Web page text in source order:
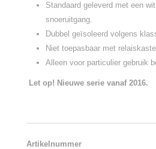
Standaard geleverd met een
snoeruitgang.
Dubbel geïsoleerd volgens
Niet toepasbaar met
Alleen voor particulier gebruik
Let op! Nieuwe serie vanaf 2016.
Artikelnummer